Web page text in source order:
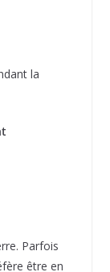
la
Parfois
être en